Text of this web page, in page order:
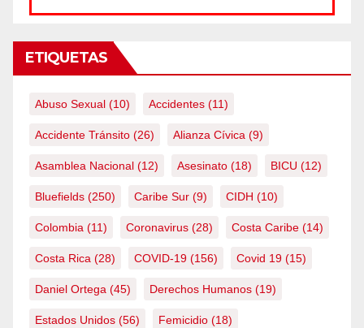
ETIQUETAS
Abuso Sexual (10) Accidentes (11)
Accidente Tránsito (26) Alianza Cívica (9)
Asamblea Nacional (12) Asesinato (18) BICU (12)
Bluefields (250) Caribe Sur (9) CIDH (10)
Colombia (11) Coronavirus (28) Costa Caribe (14)
Costa Rica (28) COVID-19 (156) Covid 19 (15)
Daniel Ortega (45) Derechos Humanos (19)
Estados Unidos (56) Femicidio (18)